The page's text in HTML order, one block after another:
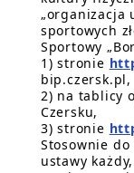
„organizacja
sportowych
Sportowy
1) stronie
bip.czersk.pl,
2) na tablicy
Czersku,
3) stronie
Stosownie
ustawy